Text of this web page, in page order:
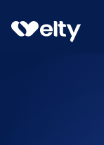
Prenota visita